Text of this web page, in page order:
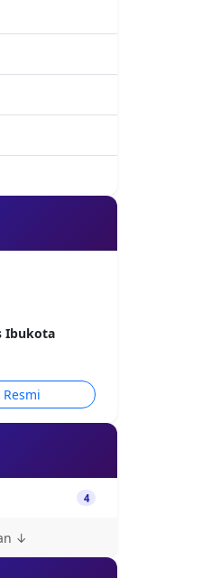
Menjadi politeknik yang unggul dan terkemuka di tingkat nasional dalam menyelenggarakan pendidikan vokasi bidang bisnis dan akuntansi yang berorientasi pada kebutuhan industri dan berwawasan global
AU Adisutjipto